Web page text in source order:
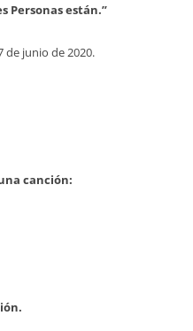
Personas están.”
de junio de 2020.
canción: